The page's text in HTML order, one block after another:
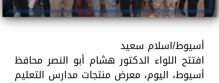
أسيوط/اسلام سعيد
افتتح اللواء الدكتور هشام أبو النصر محافظ
أسيوط، اليوم، معرض منتجات مدارس التعليم